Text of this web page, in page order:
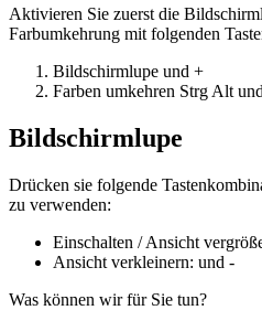
Aktivieren Sie zuerst die
Farbumkehrung mit folgenden
Bildschirmlupe und +
Farben umkehren Strg Alt und
Bildschirmlupe
Drücken sie folgende
zu verwenden:
Einschalten / Ansicht
Ansicht verkleinern: und -
Was können wir für Sie tun?